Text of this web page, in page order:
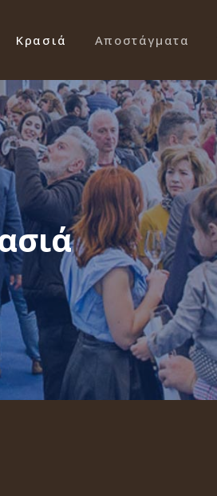
Κρασιά Αποστάγματα